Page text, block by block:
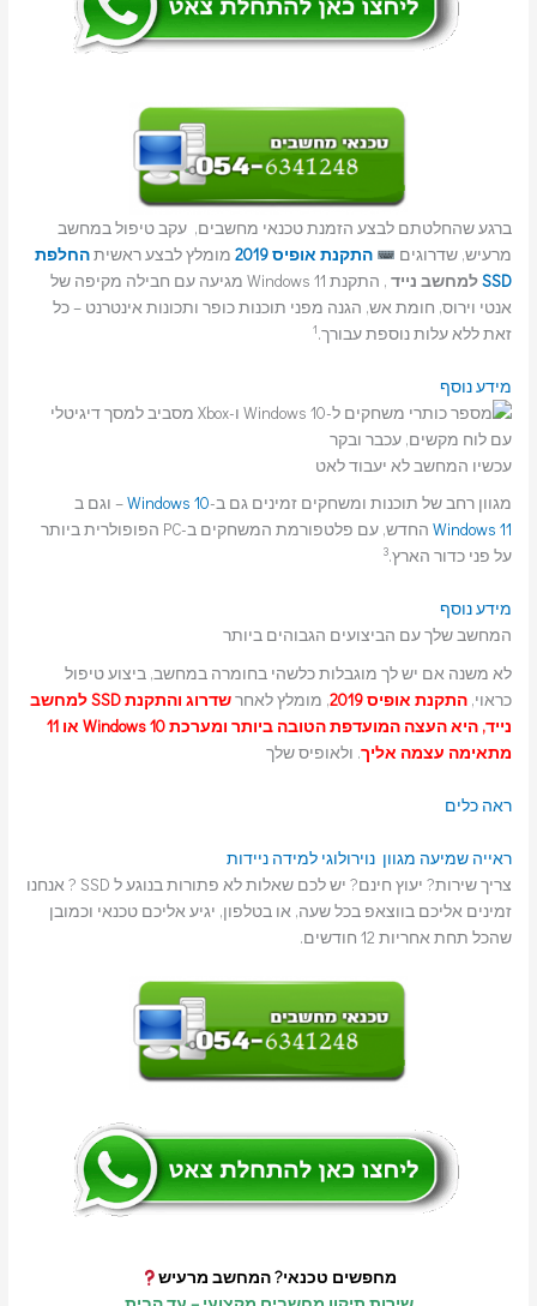
ברגע שהחלטתם לבצע הזמנת טכנאי מחשבים, עקב טיפול במחשב
מרעיש, שדרוגים
התקנת אופיס 2019 מומלץ לבצע ראשיתהחלפת
SSDלמחשב נייד
, התקנת Windows 11 מגיעה עם חבילה מקיפה של
אנטי וירוס, חומת אש, הגנה מפני תוכנות כופר ותכונות אינטרנט – כל
זאת ללא עלות נוספת עבורך.1
מידע נוסף
עכשיו המחשב לא יעבוד לאט
מגוון רחב של תוכנות ומשחקים זמינים גם ב-Windows 10– וגם ב
Windows 11
החדש, עם פלטפורמת המשחקים ב-PC הפופולרית ביותר
על פני כדור הארץ.3
מידע נוסף
המחשב שלך עם הביצועים הגבוהים ביותר
לא משנה אם יש לך מוגבלות כלשהי בחומרה במחשב, ביצוע טיפול
כראוי,התקנת אופיס 2019 , מומלץ לאחר
שדרוג והתקנת SSD למחשב
נייד, היא העצה המועדפת הטובה ביותר ומערכת Windows 10 או 11
מתאימה עצמה אליך. ולאופיס שלך
ראה כלים
ראייה שמיעה מגוון נוירולוגי למידה ניידות
צריך שירות? יעוץ חינם? יש לכם שאלות לא פתורות בנוגע ל SSD ? אנחנו
זמינים אליכם בווצאפ בכל שעה, או בטלפון, יגיע אליכם טכנאי וכמובן
שהכל תחת אחריות 12 חודשים.
מחפשים טכנאי? המחשב מרעיש